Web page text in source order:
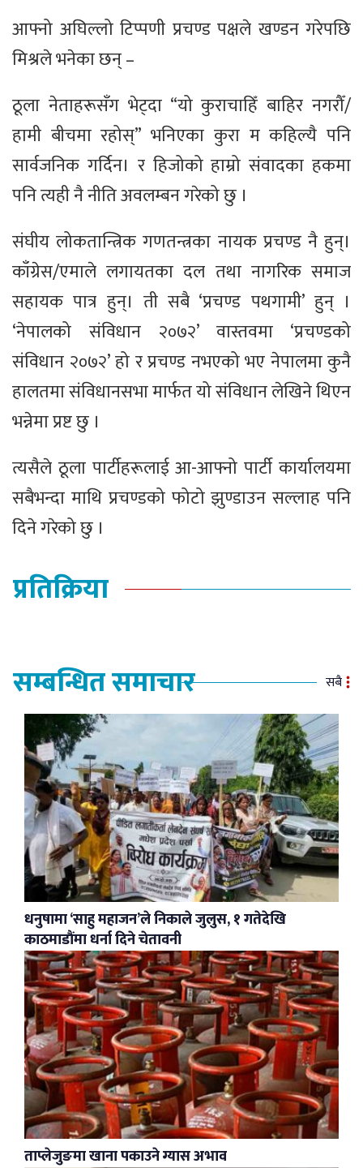
आफ्नो अघिल्लो टिप्पणी प्रचण्ड पक्षले खण्डन गरेपछि
मिश्रले भनेका छन् –
ठूला नेताहरूसँग भेट्दा “यो कुराचाहिँ बाहिर नगरौँ/
हामी बीचमा रहोस्” भनिएका कुरा म कहिल्यै पनि
सार्वजनिक गर्दिन। र हिजोको हाम्रो संवादका हकमा
पनि त्यही नै नीति अवलम्बन गरेको छु ।
संघीय लोकतान्त्रिक गणतन्त्रका नायक प्रचण्ड नै हुन्।
काँग्रेस/एमाले लगायतका दल तथा नागरिक समाज
सहायक पात्र हुन्। ती सबै ‘प्रचण्ड पथगामी’ हुन् ।
‘नेपालको संविधान २०७२’ वास्तवमा ‘प्रचण्डको
संविधान २०७२’ हो र प्रचण्ड नभएको भए नेपालमा कुनै
हालतमा संविधानसभा मार्फत यो संविधान लेखिने थिएन
भन्नेमा प्रष्ट छु ।
त्यसैले ठूला पार्टीहरूलाई आ-आफ्नो पार्टी कार्यालयमा
सबैभन्दा माथि प्रचण्डको फोटो झुण्डाउन सल्लाह पनि
दिने गरेको छु ।
प्रतिक्रिया
सम्बन्धित समाचार सबै
धनुषामा ‘साहु महाजन’ले निकाले जुलुस, १ गतेदेखि
काठमाडौंमा धर्ना दिने चेतावनी
ताप्लेजुङमा खाना पकाउने ग्यास अभाव